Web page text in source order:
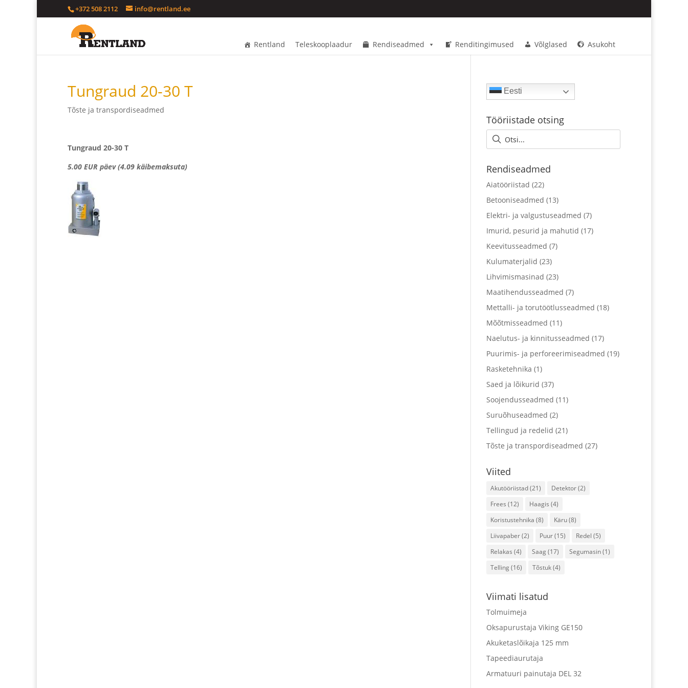
+372 508 2112 info@rentland.ee
Rentland Teleskooplaadur Rendiseadmed Renditingimused Võlglased Asukoht
Tungraud 20-30 T
Tõste ja transpordiseadmed
Tungraud 20-30 T
5.00 EUR päev (4.09 käibemaksuta)
Eesti
Tööriistade otsing
Rendiseadmed
Aiatööriistad (22)
Betooniseadmed (13)
Elektri- ja valgustuseadmed (7)
Imurid, pesurid ja mahutid (17)
Keevitusseadmed (7)
Kulumaterjalid (23)
Lihvimismasinad (23)
Maatihendusseadmed (7)
Mettalli- ja torutöötlusseadmed (18)
Mõõtmisseadmed (11)
Naelutus- ja kinnitusseadmed (17)
Puurimis- ja perforeerimiseadmed (19)
Rasketehnika (1)
Saed ja lõikurid (37)
Soojendusseadmed (11)
Suruõhuseadmed (2)
Tellingud ja redelid (21)
Tõste ja transpordiseadmed (27)
Viited
Akutööriistad(21) Detektor(2)
Frees (12) Haagis (4)
Koristustehnika (8) Käru(8)
Liivapaber(2) Puur(15) Redel (5)
Relakas (4) Saag(17) Segumasin(1)
Telling(16) Tõstuk(4)
Viimati lisatud
Tolmuimeja
Oksapurustaja Viking GE150
Akuketaslõikaja 125 mm
Tapeediaurutaja
Armatuuri painutaja DEL 32